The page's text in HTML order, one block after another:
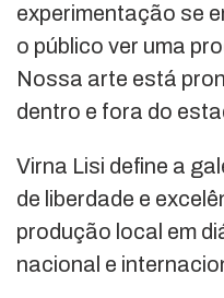
experimentação se
o público ver uma
Nossa arte está
dentro e fora do
Virna Lisi define a
de liberdade e
produção local em
nacional e